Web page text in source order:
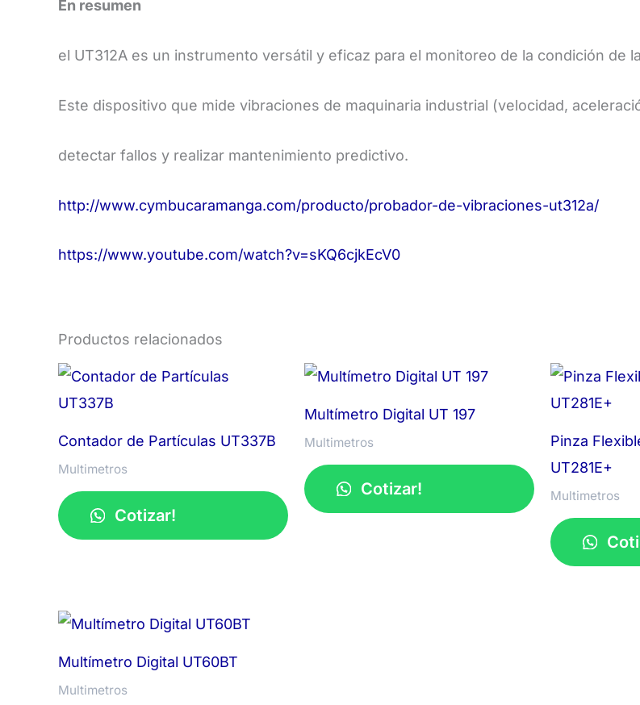
En resumen
el UT312A es un instrumento versátil y eficaz para el monitoreo de la condición de
Este dispositivo que mide vibraciones de maquinaria industrial (velocidad,
detectar fallos y realizar mantenimiento predictivo.
http://www.cymbucaramanga.com/producto/probador-de-vibraciones-ut312a/
https://www.youtube.com/watch?v=sKQ6cjkEcV0
Productos relacionados
Contador de Partículas UT337B
Multimetros
Cotizar!
Multímetro Digital UT 197
Multimetros
Cotizar!
Pinza
UT281E+
Multimetros
Multímetro Digital UT60BT
Multimetros